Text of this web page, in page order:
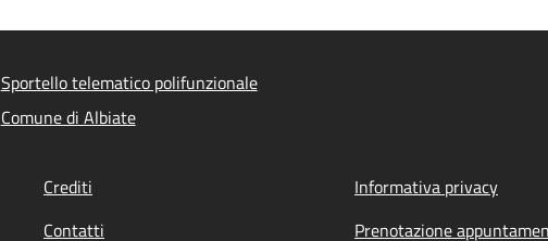
Sportello telematico polifunzionale
Comune di Albiate
Crediti Informativa privacy
Contatti Prenotazione